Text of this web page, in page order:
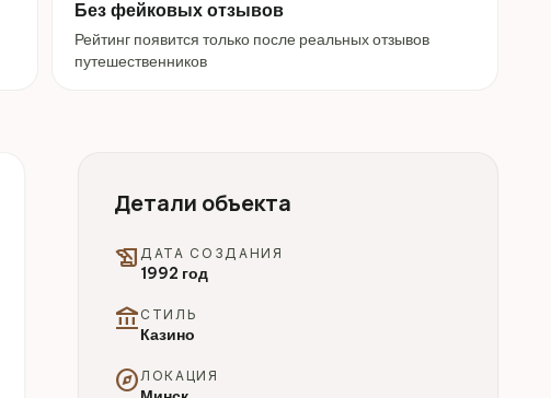
Без фейковых отзывов
Рейтинг появится только после реальных отзывов
путешественников
Детали объекта
history_edu ДАТА СОЗДАНИЯ
1992 год
account_balance СТИЛЬ
Казино
exploreЛОКАЦИЯ